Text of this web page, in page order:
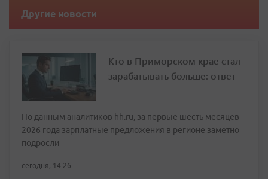
Другие новости
Кто в Приморском крае стал
зарабатывать больше: ответ
По данным аналитиков hh.ru, за первые шесть месяцев
2026 года зарплатные предложения в регионе заметно
подросли
сегодня, 14:26